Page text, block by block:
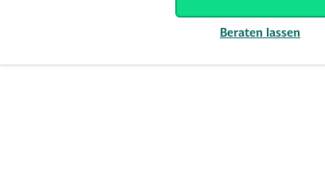
Beraten lassen